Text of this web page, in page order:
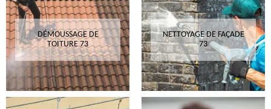
DÉMOUSSAGE DE
TOITURE 73
NETTOYAGE DE FAÇADE
73